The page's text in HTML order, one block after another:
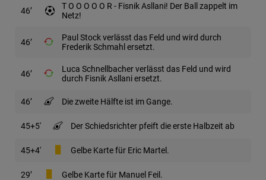
46
T O O O O O R - Fisnik Asllani! Der Ball zappelt im
Netz!
46
Paul Stock verlässt das Feld und wird durch
Frederik Schmahl ersetzt.
46
Luca Schnellbacher verlässt das Feld und wird
durch Fisnik Asllani ersetzt.
46 Die zweite Hälfte ist im Gange.
45+5 Der Schiedsrichter pfeift die erste Halbzeit ab
45+4 Gelbe Karte für Eric Martel.
29 Gelbe Karte für Manuel Feil.